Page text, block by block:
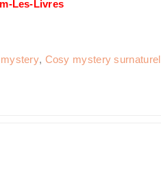
Les-Livres
, Cosy mystery surnaturel